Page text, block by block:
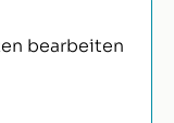
bearbeiten